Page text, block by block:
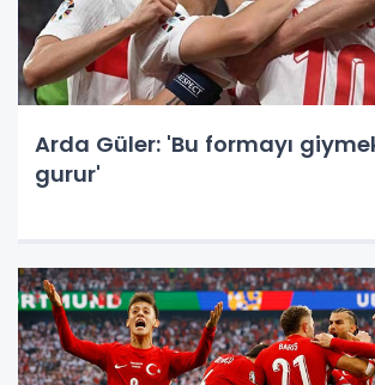
Arda Güler: 'Bu formayı
gurur'